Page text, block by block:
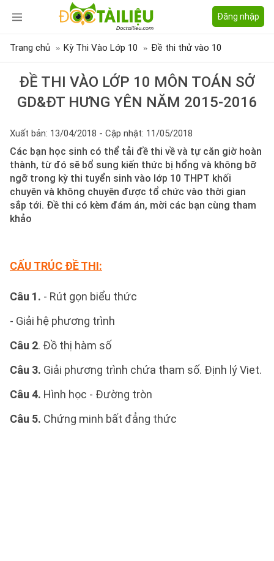
Đăng nhập
Trang chủ Kỳ Thi Vào Lớp 10 Đề thi thử vào 10
ĐỀ THI VÀO LỚP 10 MÔN TOÁN SỞ
GD&ĐT HƯNG YÊN NĂM 2015-2016
Xuất bản: 13/04/2018 - Cập nhật: 11/05/2018
Các bạn học sinh có thể tải đề thi về và tự căn giờ hoàn
thành, từ đó sẽ bổ sung kiến thức bị hổng và không bỡ
ngỡ trong kỳ thi tuyển sinh vào lớp 10 THPT khối
chuyên và không chuyên được tổ chức vào thời gian
sắp tới. Đề thi có kèm đám án, mời các bạn cùng tham
khảo
CẤU TRÚC ĐỀ THI:
Câu 1. - Rút gọn biểu thức
- Giải hệ phương trình
Câu 2. Đồ thị hàm số
Câu 3. Giải phương trình chứa tham số. Định lý Viet.
Câu 4. Hình học - Đường tròn
Câu 5. Chứng minh bất đẳng thức